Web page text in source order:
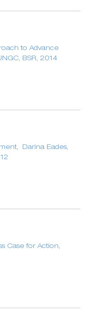
to Advance
BSR, 2014
Darina Eades,
Case for Action,